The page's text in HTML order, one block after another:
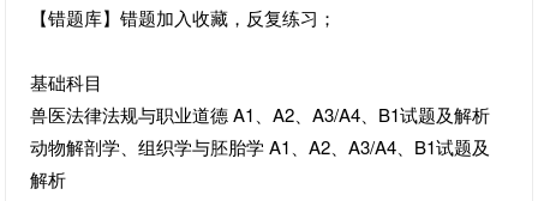
【错题库】错题加入收藏，反复练习；
基础科目
兽医法律法规与职业道德 A1、A2、A3/A4、B1试题及解析
动物解剖学、组织学与胚胎学 A1、A2、A3/A4、B1试题及
解析